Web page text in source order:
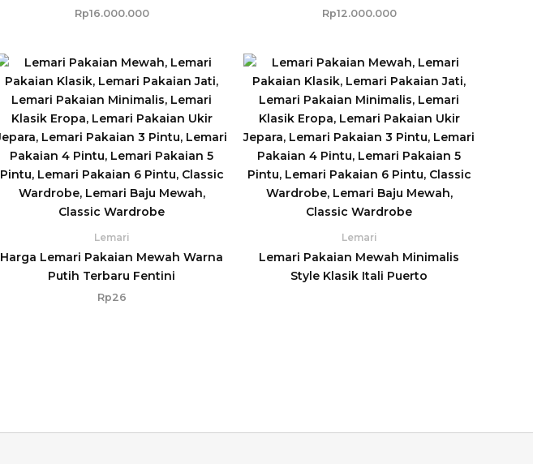
Rp16.000.000 Rp12.000.000
Lemari
Harga Lemari Pakaian Mewah Warna
Putih Terbaru Fentini
Rp26
Lemari
Lemari Pakaian Mewah Minimalis
Style Klasik Itali Puerto